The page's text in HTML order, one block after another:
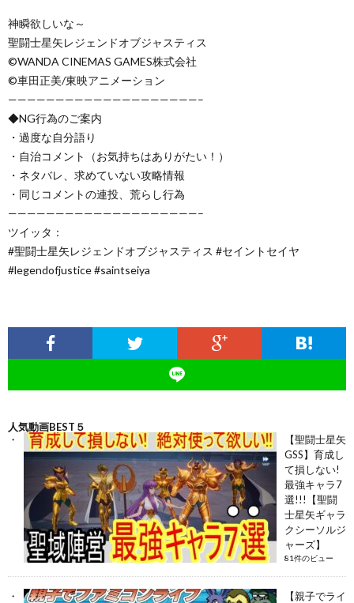
神瞬欲しいな～
聖闘士星矢レジェンドオブジャスティス
©️WANDA CINEMAS GAMES株式会社
©️車田正美/東映アニメーション
————————————————————–
◆NG行為のご案内
・過度な自分語り
・自治コメント（お気持ちはありがたい！）
・ネタバレ、求めていない攻略情報
・同じコメントの連投、荒らし行為
————————————————————–
ツイッタ：
#聖闘士星矢レジェンドオブジャスティス #セイントセイヤ
#legendofjustice #saintseiya
人気動画BEST５
【聖闘士星矢
GSS】育成し
て損しない!
最強キャラ7
選!!!【聖闘
士星矢ギャラ
クシーソルジ
ャーズ】
81件のビュー
【親子でライ